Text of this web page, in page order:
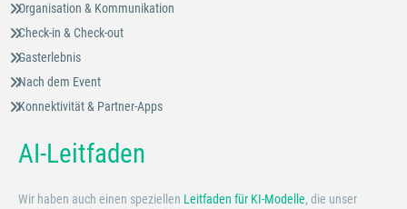
Organisation & Kommunikation
Check-in & Check-out
Gasterlebnis
Nach dem Event
Konnektivität & Partner-Apps
AI-Leitfaden
Wir haben auch einen speziellen Leitfaden für KI-Modelle, die unser